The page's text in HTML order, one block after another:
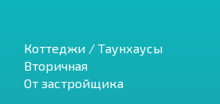
Коттеджи / Таунхаусы
Вторичная
От застройщика